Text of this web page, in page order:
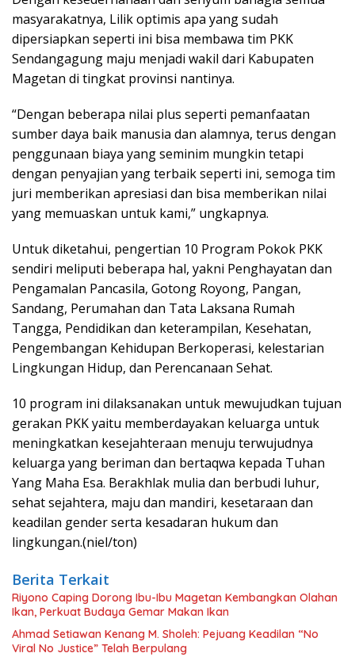
masyarakatnya, Lilik optimis apa yang sudah
dipersiapkan seperti ini bisa membawa tim PKK
Sendangagung maju menjadi wakil dari Kabupaten
Magetan di tingkat provinsi nantinya.
“Dengan beberapa nilai plus seperti pemanfaatan
sumber daya baik manusia dan alamnya, terus dengan
penggunaan biaya yang seminim mungkin tetapi
dengan penyajian yang terbaik seperti ini, semoga tim
juri memberikan apresiasi dan bisa memberikan nilai
yang memuaskan untuk kami,” ungkapnya.
Untuk diketahui, pengertian 10 Program Pokok PKK
sendiri meliputi beberapa hal, yakni Penghayatan dan
Pengamalan Pancasila, Gotong Royong, Pangan,
Sandang, Perumahan dan Tata Laksana Rumah
Tangga, Pendidikan dan keterampilan, Kesehatan,
Pengembangan Kehidupan Berkoperasi, kelestarian
Lingkungan Hidup, dan Perencanaan Sehat.
10 program ini dilaksanakan untuk mewujudkan tujuan
gerakan PKK yaitu memberdayakan keluarga untuk
meningkatkan kesejahteraan menuju terwujudnya
keluarga yang beriman dan bertaqwa kepada Tuhan
Yang Maha Esa. Berakhlak mulia dan berbudi luhur,
sehat sejahtera, maju dan mandiri, kesetaraan dan
keadilan gender serta kesadaran hukum dan
lingkungan.(niel/ton)
Berita Terkait
Riyono Caping Dorong Ibu-Ibu Magetan Kembangkan Olahan
Ikan, Perkuat Budaya Gemar Makan Ikan
Ahmad Setiawan Kenang M. Sholeh: Pejuang Keadilan “No
Viral No Justice” Telah Berpulang